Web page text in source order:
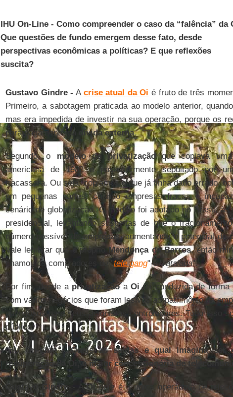
IHU On-Line - Como compreender o caso da “falência” da
Que questões de fundo emergem desse fato, desde
perspectivas econômicas a políticas? E que reflexões
suscita?
Gustavo Gindre - A crise atual da Oi é fruto de três
Primeiro, a sabotagem praticada ao modelo anterior,
mas era impedida de investir na sua operação, porque os
para pagamento da dívida externa.
Segundo, o modelo de privatização que copiava
americana de 1982 e posteriormente sepultado por
fracassara. Ou seja, copiamos o que já tinha dado errado,
em pequenas partes, criando empresas fracas e
cenário de globalização. O modelo foi adotado no Brasil,
presidencial, levantando suspeitas de que o
número possível de empresas, aumentando o potencial de
Vale lembrar que o próprioMendonça de Barros, então
chamou os compradores de "tele gang" e "rataiada".
Por fim, desde a privatizaçãoaOifoi conduzida de forma
com vários negócios que foram lesivos ao patrimônio da
vantajosos para seus acionistas controladores. Tudo isso
público.
IHU On-Line - Quais as saídas e qual imagina ser
recuperação da Oi, a maior concessionária de
Gustavo Gindre - AOihoje é a única operadora de